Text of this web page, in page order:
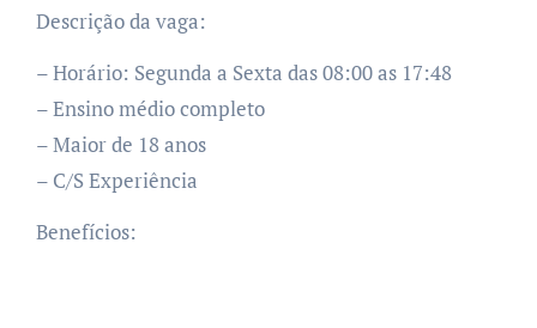
Descrição da vaga:
– Horário: Segunda a Sexta das 08:00 as 17:48
– Ensino médio completo
– Maior de 18 anos
– C/S Experiência
Benefícios: